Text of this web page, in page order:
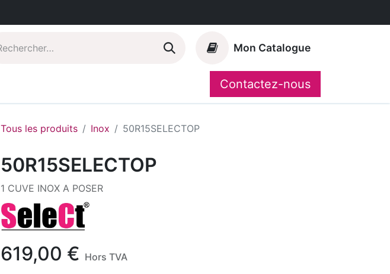
Mon Catalogue
CompoShop
Contactez-nous
Tous les produits Inox 50R15SELECTOP
50R15SELECTOP
1 CUVE INOX A POSER
619,00 € Hors TVA